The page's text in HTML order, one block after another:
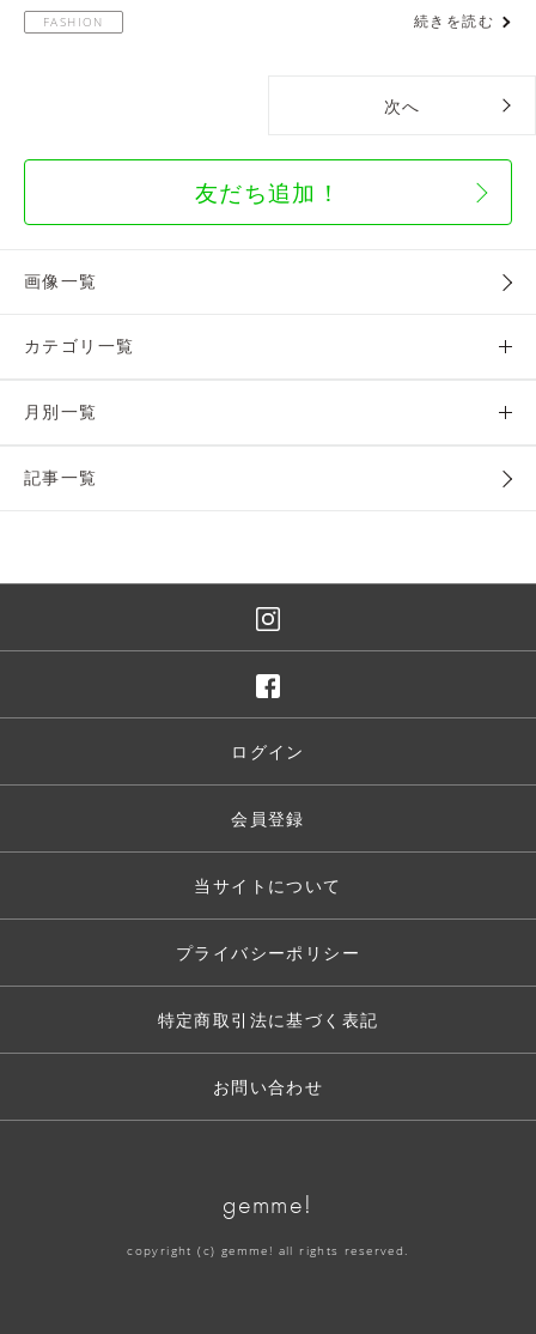
FASHION 続きを読む
次へ
友だち追加！
画像一覧
カテゴリ一覧
月別一覧
記事一覧
ログイン
会員登録
当サイトについて
プライバシーポリシー
特定商取引法に基づく表記
お問い合わせ
gemme!
copyright (c) gemme! all rights reserved.